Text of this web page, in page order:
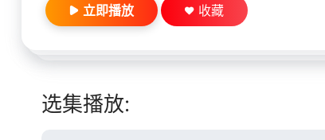
立即播放 收藏
选集播放: